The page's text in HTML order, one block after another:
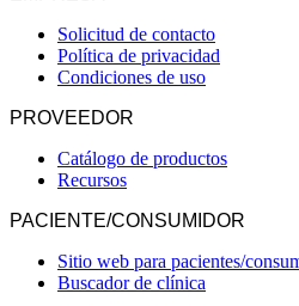
Solicitud de contacto
Política de privacidad
Condiciones de uso
PROVEEDOR
Catálogo de productos
Recursos
PACIENTE/CONSUMIDOR
Sitio web para pacientes/
Buscador de clínica